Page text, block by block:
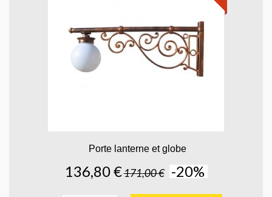
Porte lanterne et globe
136,80 €171,00 € -20%